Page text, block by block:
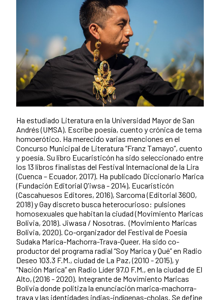
Ha estudiado Literatura en la Universidad Mayor de San
Andrés (UMSA). Escribe poesía, cuento y crónica de tema
homoerótico. Ha merecido varias menciones en el
Concurso Municipal de Literatura “Franz Tamayo”, cuento
y poesía. Su libro Eucaristicón ha sido seleccionado entre
los 13 libros finalistas del Festival Internacional de la Lira
(Cuenca – Ecuador, 2017). Ha publicado Diccionario Marica
(Fundación Editorial Q'iwsa - 2014), Eucaristicón
(Cascahuesos Editores, 2016), Sarcoma (Editorial 3600,
2018) y Gay discreto busca heterocurioso: pulsiones
homosexuales que habitan la ciudad (Movimiento Maricas
Bolivia, 2018). Jiwasa / Nosotras. (Movimiento Maricas
Bolivia, 2020). Co-organizador del Festival de Poesía
Sudaka Marica-Machorra-Trava-Queer. Ha sido co-
productor del programa radial “Soy Marica y Qué” en Radio
Deseo 103.3 F.M., ciudad de La Paz, (2010 - 2015), y
“Nación Marica” en Radio Líder 97.0 F.M., en la ciudad de El
Alto, (2016 - 2020). Integrante de Movimiento Maricas
Bolivia donde politiza la enunciación marica-machorra-
trava y las identidades indias-indígenas-cholas. Se define